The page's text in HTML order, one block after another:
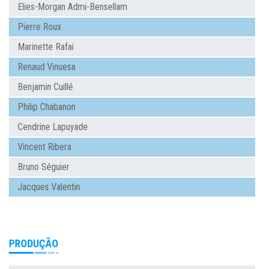
Elies-Morgan Admi-Bensellam
Pierre Roux
Marinette Rafai
Renaud Vinuesa
Benjamin Cuillé
Philip Chabanon
Cendrine Lapuyade
Vincent Ribera
Bruno Séguier
Jacques Valentin
PRODUÇÃO